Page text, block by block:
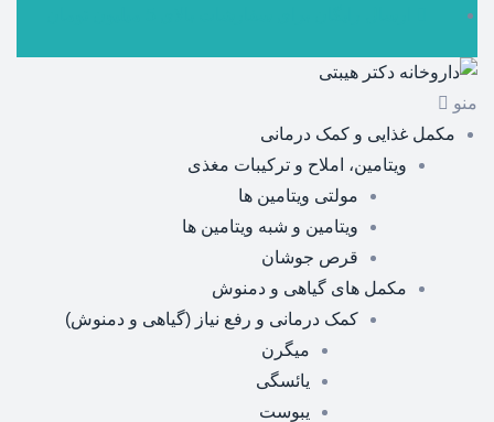
منو
مکمل غذایی و کمک درمانی
ویتامین، املاح و ترکیبات مغذی
مولتی ویتامین ها
ویتامین و شبه ویتامین ها
قرص جوشان
مکمل های گیاهی و دمنوش
کمک درمانی و رفع نیاز (گیاهی و دمنوش)
میگرن
یائسگی
یبوست